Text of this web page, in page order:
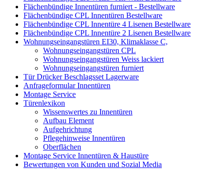
Flächenbündige Innentüren furniert - Bestellware
Flächenbündige CPL Innentüren Bestellware
Flächenbündige CPL Innentüre 4 Lisenen Bestellware
Flächenbündige CPL Innentüre 2 Lisenen Bestellware
Wohnungseingangstüren EI30, Klimaklasse C,
Wohnungseingangstüren CPL
Wohnungseingangstüren Weiss lackiert
Wohnungseingangstüren furniert
Tür Drücker Beschlagsset Lagerware
Anfrageformular Innentüren
Montage Service
Türenlexikon
Wissenswertes zu Innentüren
Aufbau Element
Aufgehrichtung
Pflegehinweise Innentüren
Oberflächen
Montage Service Innentüren & Haustüre
Bewertungen von Kunden und Sozial Media